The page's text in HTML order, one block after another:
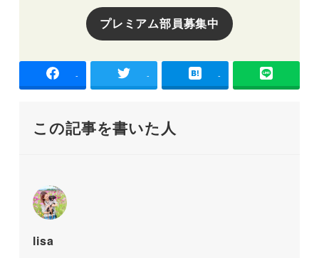
プレミアム部員募集中
- - -
この記事を書いた人
lisa